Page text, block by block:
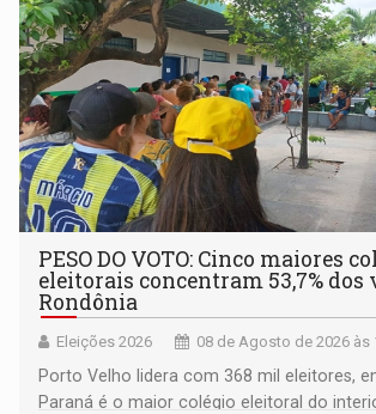
PESO DO VOTO: Cinco maiores
eleitorais concentram 53,7% dos
Rondônia
Eleições 2026 08 de Agosto de 2026 às
Porto Velho lidera com 368 mil eleitores,
Paraná é o maior colégio eleitoral do